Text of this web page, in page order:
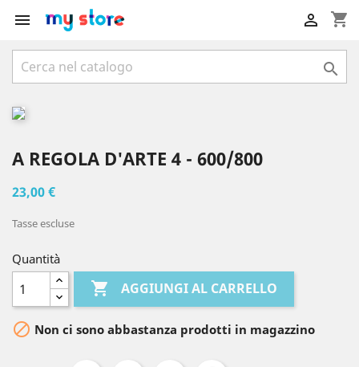
 shopping_cart


A REGOLA D'ARTE 4 - 600/800
23,00 €
Tasse escluse
Quantità
 AGGIUNGI AL CARRELLO
 Non ci sono abbastanza prodotti in magazzino